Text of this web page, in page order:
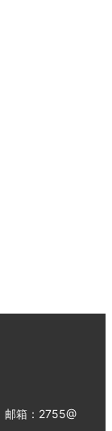
邮箱： 2755@